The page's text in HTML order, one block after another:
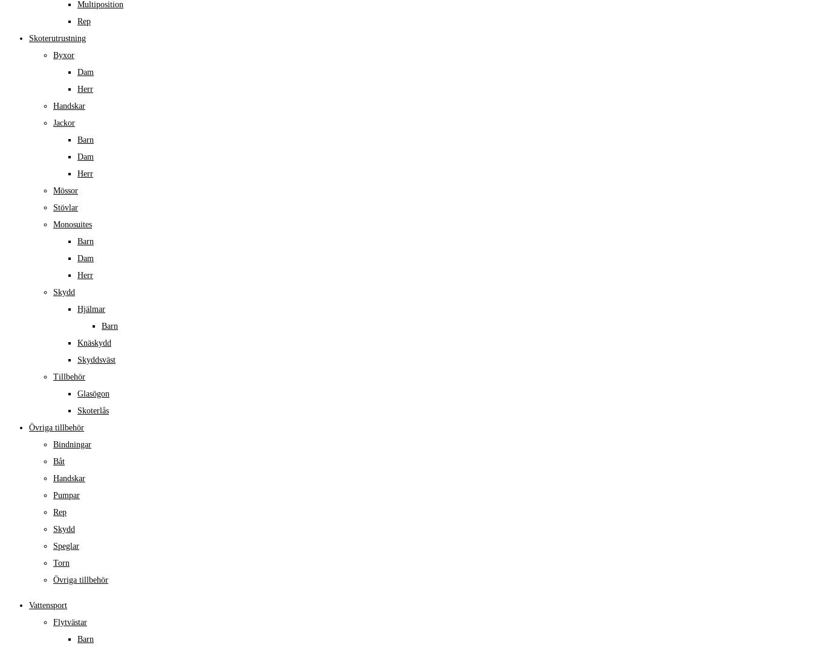
Multiposition
Rep
Skoterutrustning
Byxor
Dam
Herr
Handskar
Jackor
Barn
Dam
Herr
Mössor
Stövlar
Monosuites
Barn
Dam
Herr
Skydd
Hjälmar
Barn
Knäskydd
Skyddsväst
Tillbehör
Glasögon
Skoterlås
Övriga tillbehör
Bindningar
Båt
Handskar
Pumpar
Rep
Skydd
Speglar
Torn
Övriga tillbehör
Vattensport
Flytvästar
Barn